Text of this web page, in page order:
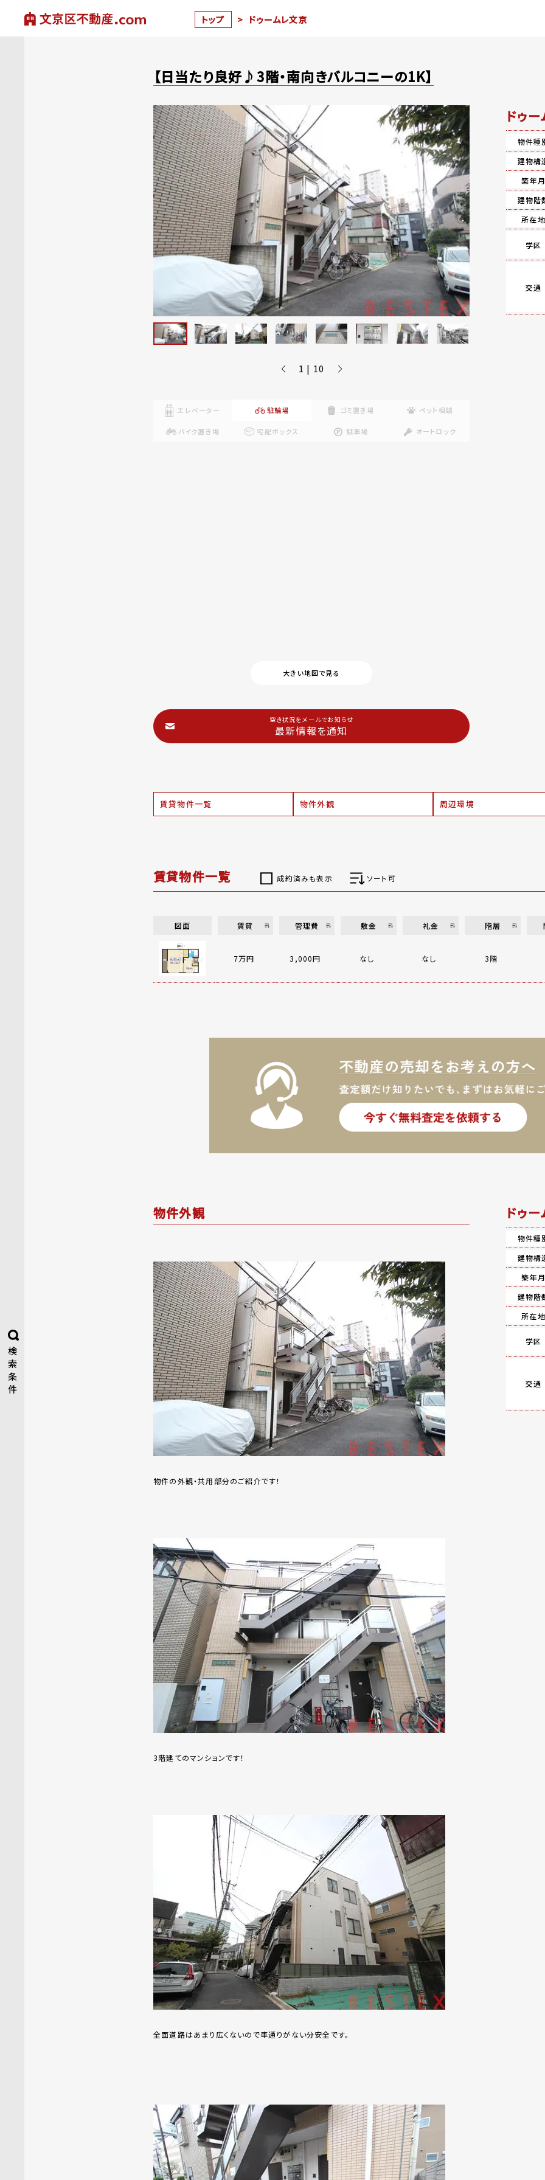
トップ > ドゥームレ文京
検
索
条
件
【日当たり良好♪3階・南向きバルコニーの1K】
1 | 10
エレベーター 駐輪場 ゴミ置き場 ペット相談
バイク置き場 宅配ボックス 駐車場 オートロック
大きい地図で見る
空き状況をメールでお知らせ
最新情報を通知
賃貸物件一覧 物件外観 周辺環境
ドゥ
物件種
建物構
築年月
建物階
所在地
学区
交通
賃貸物件一覧 成約済みも表示 ソート可
図面 賃貸 管理費 敷金 礼金 階層
7万円 3,000円 なし なし 3階
物件外観
物件の外観・共用部分のご紹介です！
3階建てのマンションです！
全面道路はあまり広くないので車通りがない分安全です。
ドゥ
物件種
建物構
築年月
建物階
所在地
学区
交通